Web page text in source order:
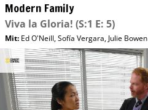
Modern Family
Viva la Gloria! (S:1 E: 5)
Mit: Ed O'Neill,Sofía Vergara, Julie Bowen